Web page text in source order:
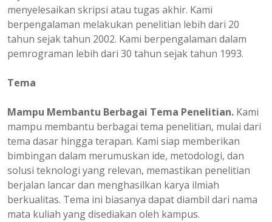
menyelesaikan skripsi atau tugas akhir. Kami
berpengalaman melakukan penelitian lebih dari 20
tahun sejak tahun 2002. Kami berpengalaman dalam
pemrograman lebih dari 30 tahun sejak tahun 1993.
Tema
Mampu Membantu Berbagai Tema Penelitian. Kami
mampu membantu berbagai tema penelitian, mulai dari
tema dasar hingga terapan. Kami siap memberikan
bimbingan dalam merumuskan ide, metodologi, dan
solusi teknologi yang relevan, memastikan penelitian
berjalan lancar dan menghasilkan karya ilmiah
berkualitas. Tema ini biasanya dapat diambil dari nama
mata kuliah yang disediakan oleh kampus.